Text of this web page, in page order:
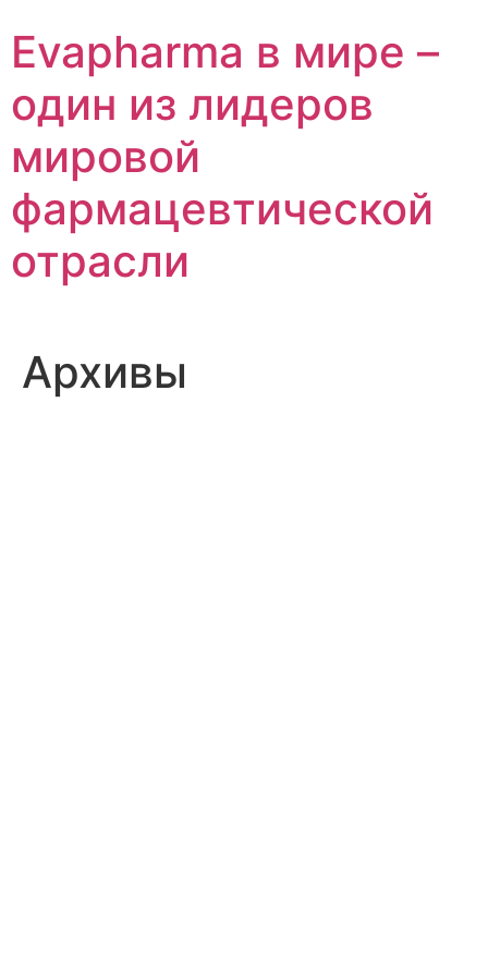
содержимому
Evapharma в мире –
один из лидеров
мировой
фармацевтической
отрасли
Архивы